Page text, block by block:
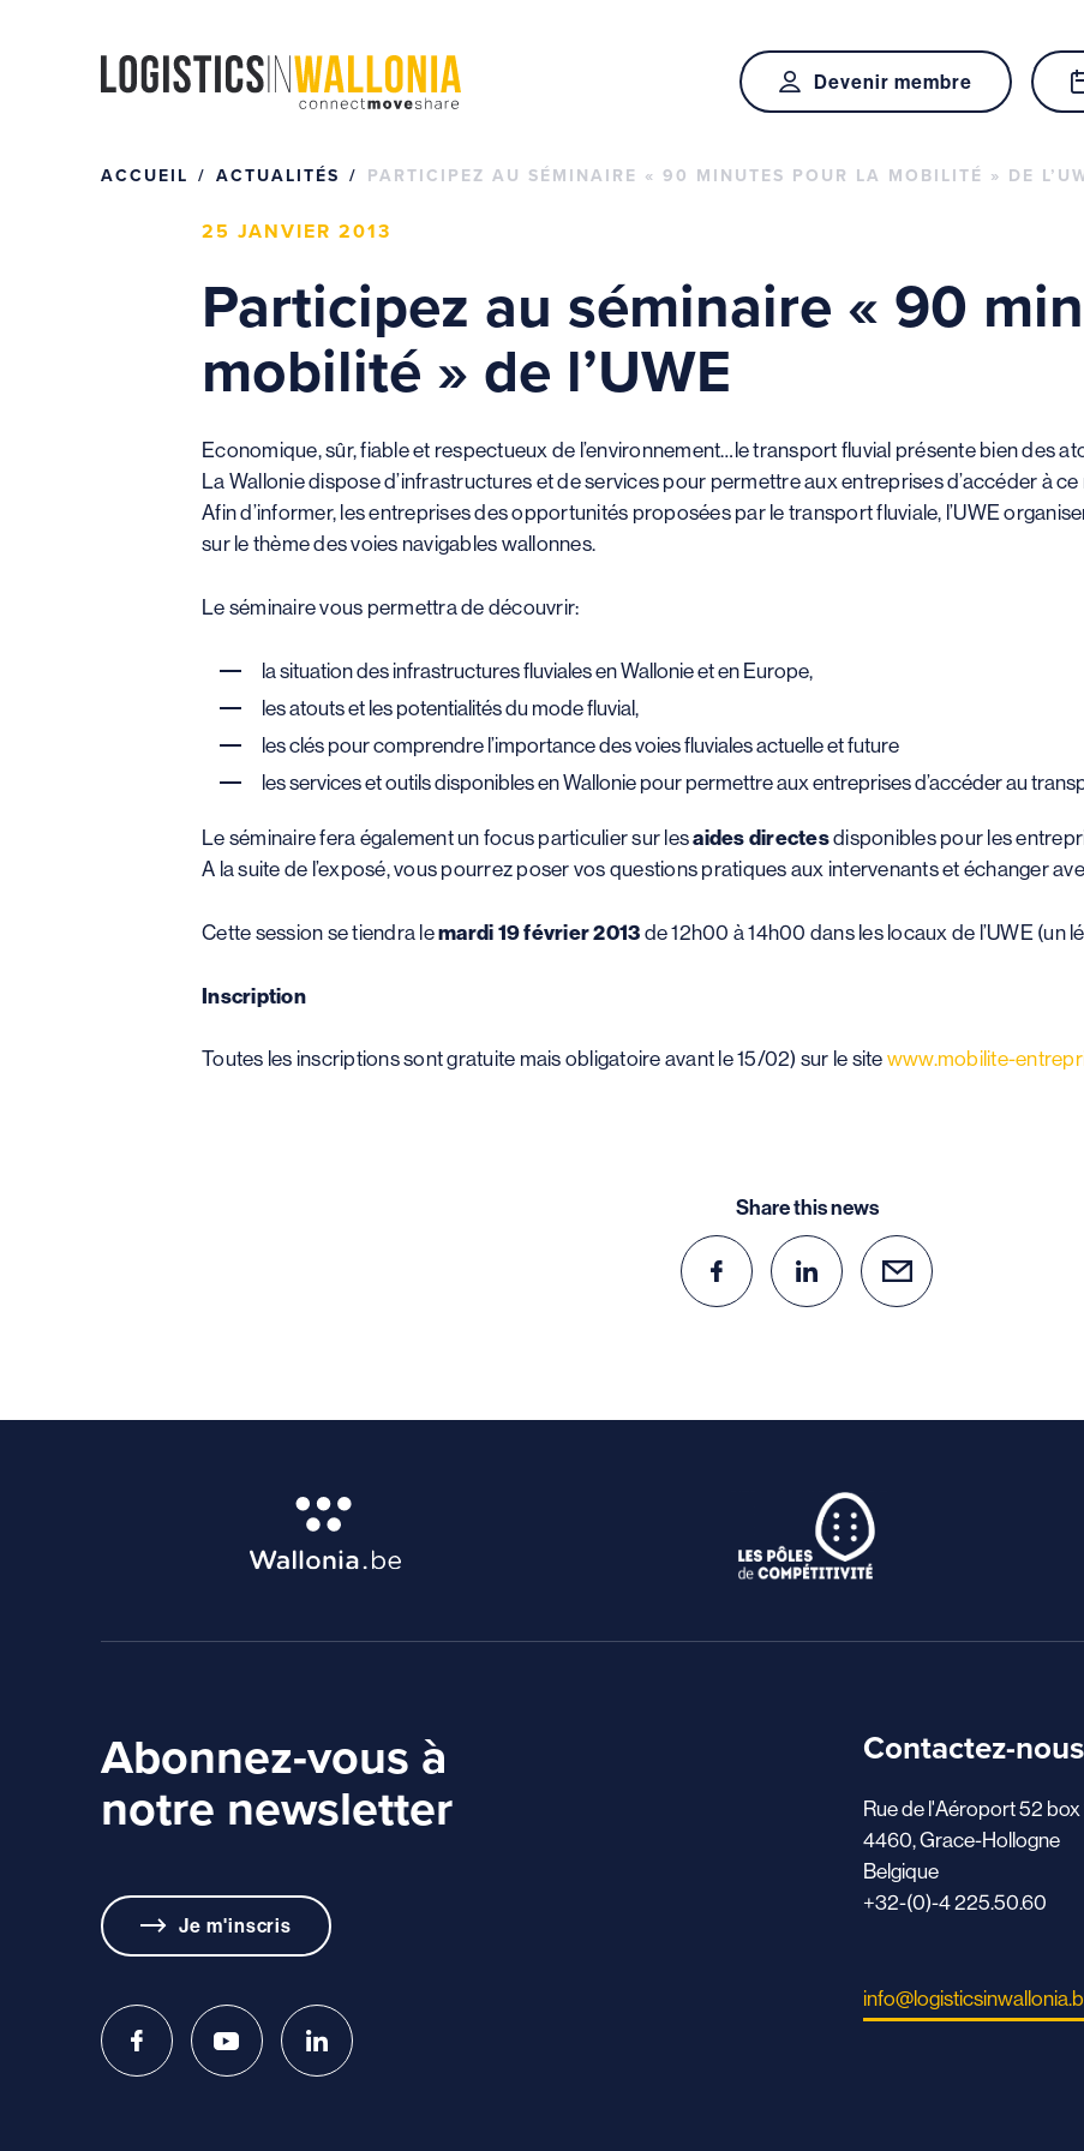
Devenir membre
ACCUEIL ACTUALITÉS PARTICIPEZ AU SÉMINAIRE « 90 MINUTES POUR LA MOBILITÉ » DE
25 JANVIER 2013
Participez au séminaire « 90
mobilité » de l’UWE
Economique, sûr, fiable et respectueux de l’environnement…le transport fluvial présente bien des
La Wallonie dispose d’infrastructures et de services pour permettre aux entreprises d’accéder à
Afin d’informer, les entreprises des opportunités proposées par le transport fluviale, l’UWE
sur le thème des voies navigables wallonnes.
Le séminaire vous permettra de découvrir:
la situation des infrastructures fluviales en Wallonie et en Europe,
les atouts et les potentialités du mode fluvial,
les clés pour comprendre l’importance des voies fluviales actuelle et future
les services et outils disponibles en Wallonie pour permettre aux entreprises d’accéder au
Le séminaire fera également un focus particulier sur lesaides directesdisponibles pour les
A la suite de l’exposé, vous pourrez poser vos questions pratiques aux intervenants et échanger
Cette session se tiendra lemardi 19 février 2013de 12h00 à 14h00 dans les locaux de l’UWE (un
Inscription
Toutes les inscriptions sont gratuite mais obligatoire avant le 15/02) sur le sitewww.mobilite-
Share this news
Abonnez-vous à
notre newsletter
Je m'inscris
Contactez-nous
Rue de l'Aéroport 52 box
4460, Grace-Hollogne
Belgique
+32-(0)-4 225.50.60